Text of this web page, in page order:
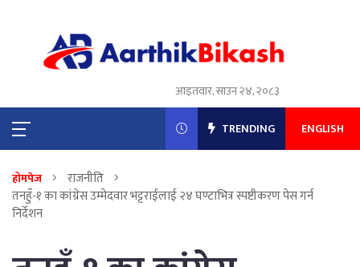
आइतवार, साउन २४, २०८३
TRENDING ENGLISH
होमपेज
राजनीति
तनहुँ-१ का कांग्रेस उम्मेदवार भट्टराईलाई २४ घण्टाभित्र स्पष्टीकरण पेस गर्न
निर्देशन